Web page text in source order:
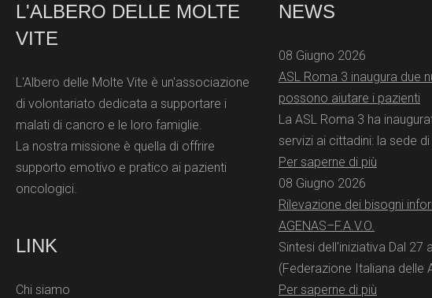
L'ALBERO DELLE MOLTE
VITE
L'Albero delle Molte Vite è un'associazione
di volontariato dedicata a supportare i
malati di cancro e le loro famiglie.
La nostra missione è quella di offrire
supporto emotivo e pratico ai pazienti
oncologici.
LINK
Chi siamo
NEWS
08 Giugno 2026
ASL Roma 3 inaugura due
possono aiutare i pazienti
La ASL Roma 3 ha
servizi ai cittadini: la sede
Per saperne di più
08 Giugno 2026
Rilevazione dei bisogni
AGENAS–F.A.V.O.
Sintesi dell'iniziativa Dal 27
(Federazione Italiana delle
Per saperne di più